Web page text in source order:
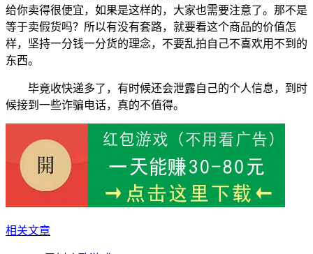
给你卖得很便宜，如果是这样的，大家也需要注意了。那不是
等于卖假货吗？所以有没有套路，就要看这个商品的价值怎
样，坚持一分钱一分货的理念，不要乱拍自己不喜欢用不到的
东西。
毕竟收快递多了，有时候还会泄露自己的个人信息，到时
候接到一些诈骗电话，真的不值得。
相关文章